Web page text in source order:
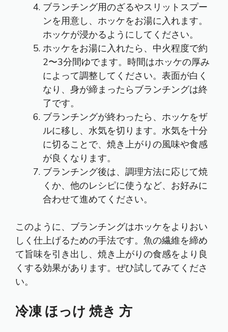
ブランチング用のざるやスリットスプー
ンを用意し、ホッケをお湯に入れます。
ホッケが浸かるようにしてください。
ホッケをお湯に入れたら、中火程度で約
2〜3分間ゆでます。時間はホッケの厚み
によって調整してください。表面が白く
なり、身が締まったらブランチングは終
了です。
ブランチングが終わったら、ホッケをザ
ルに移し、水気を切ります。水気を十分
に切ることで、焼き上がりの風味や食感
が良くなります。
ブランチング後は、調理方法に応じて焼
くか、他のレシピに使うなど、お好みに
合わせて進めてください。
このように、ブランチングはホッケをよりおい
しく仕上げるための手法です。魚の繊維を締め
て旨味を引き出し、焼き上がりの食感をより良
くする効果があります。ぜひ試してみてくださ
い。
冷凍 ほっけ 焼き 方